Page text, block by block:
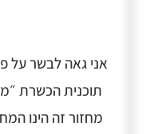
אני גאה לבשר על
תוכנית הכשרת
מחזור זה הינו